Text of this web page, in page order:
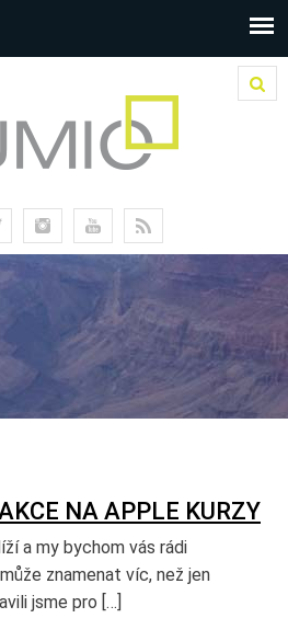
NA APPLE KURZY
a my bychom vás rádi
znamenat víc, než jen
jsme pro […]